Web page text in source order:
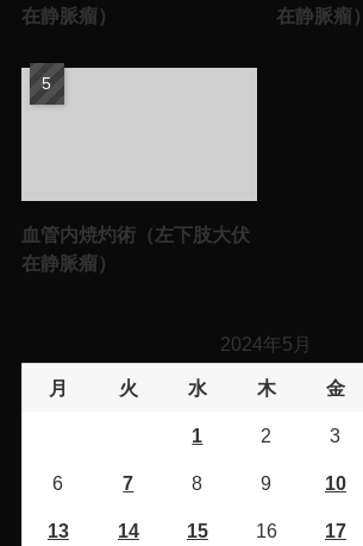
在静脈瘤）
在静脈瘤）
血管内焼灼術（左下肢大伏
在静脈瘤）
2024年5月
月 火 水 木 金
1 2 3
6 7 8 9 10
13 14 15 16 17